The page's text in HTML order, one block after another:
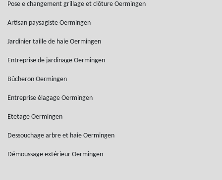
Pose e changement grillage et clôture Oermingen
Artisan paysagiste Oermingen
Jardinier taille de haie Oermingen
Entreprise de jardinage Oermingen
Bûcheron Oermingen
Entreprise élagage Oermingen
Etetage Oermingen
Dessouchage arbre et haie Oermingen
Démoussage extérieur Oermingen